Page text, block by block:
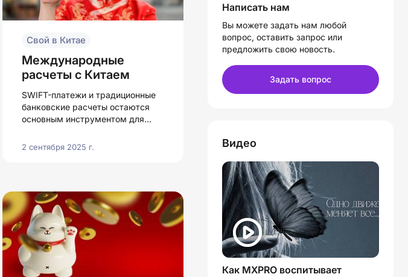
Свой в Китае
Международные
расчеты с Китаем
SWIFT-платежи и традиционные
банковские расчеты остаются
основным инструментом для
требуют грамотного
сопровождения и подготовки
2 сентября 2025 г.
Написать нам
Вы можете задать нам любой
вопрос, оставить запрос или
предложить свою новость.
Задать вопрос
Видео
Как MXPRO воспитывает